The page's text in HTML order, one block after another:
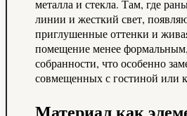
металла и стекла. Там, где
линии и жесткий свет,
приглушенные оттенки и
помещение менее
собранности, что особенно
совмещенных с гостиной или